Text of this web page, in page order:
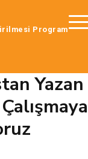
Program
Yazan